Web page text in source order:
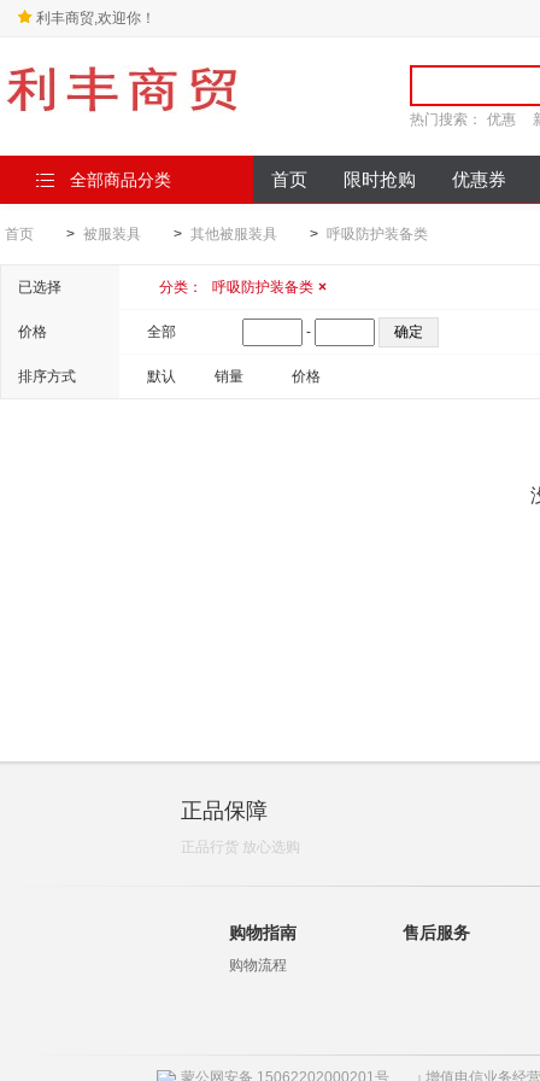
利丰商贸,欢迎你！
热门搜索： 优惠
全部商品分类 首页 限时抢购 优惠券
首页 > 被服装具 > 其他被服装具 > 呼吸防护装备类
已选择 分类： 呼吸防护装备类 ×
价格 全部 -
排序方式 默认 销量 价格
正品保障
正品行货 放心选购
购物指南
购物流程
售后服务